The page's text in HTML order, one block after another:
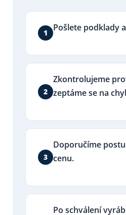
1 Pošlete podklady
2
Zkontrolujeme
zeptáme se na
3
Doporučíme
cenu.
Po schválení